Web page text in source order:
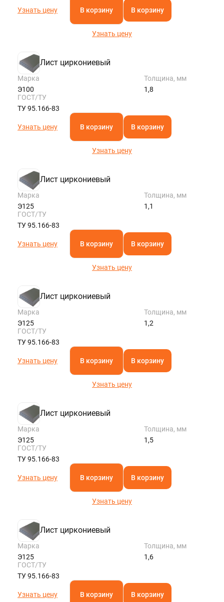
Узнать цену В корзину В корзину
Узнать цену
Лист циркониевый
Марка
Э100
Толщина, мм
1,8
ГОСТ/ТУ
ТУ 95.166-83
Узнать цену В корзину В корзину
Узнать цену
Лист циркониевый
Марка
Э125
Толщина, мм
1,1
ГОСТ/ТУ
ТУ 95.166-83
Узнать цену В корзину В корзину
Узнать цену
Лист циркониевый
Марка
Э125
Толщина, мм
1,2
ГОСТ/ТУ
ТУ 95.166-83
Узнать цену В корзину В корзину
Узнать цену
Лист циркониевый
Марка
Э125
Толщина, мм
1,5
ГОСТ/ТУ
ТУ 95.166-83
Узнать цену В корзину В корзину
Узнать цену
Лист циркониевый
Марка
Э125
Толщина, мм
1,6
ГОСТ/ТУ
ТУ 95.166-83
Узнать цену В корзину В корзину